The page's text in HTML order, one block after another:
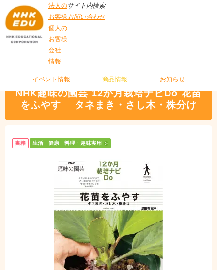
法人の
お客様
個人の
お客様
会社
情報
サイト内検索
お問い合わせ
イベント情報 商品情報 お知らせ
Do 花苗をふやす タネまき・さし木・株分け
NHK趣味の園芸 12か月栽培ナビDo 花苗
をふやす タネまき・さし木・株分け
書籍 生活・健康・料理・趣味実用